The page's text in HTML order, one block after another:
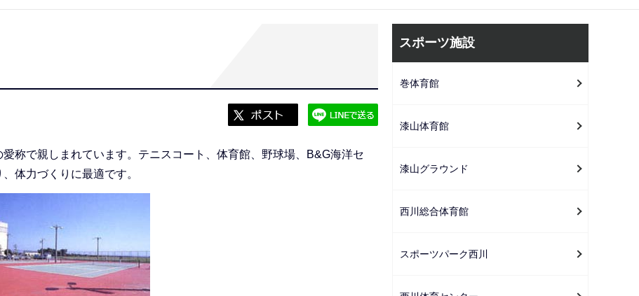
称で親しまれています。テニスコート、体育館、野球場、B&G海洋セ
体力づくりに最適です。
ビ
ー
ョ
こ
か
スポーツ施設
巻体育館
漆山体育館
漆山グラウンド
西川総合体育館
スポーツパーク西川